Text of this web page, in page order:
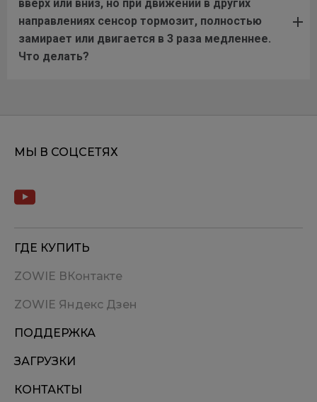
вверх или вниз, но при движении в других
направлениях сенсор тормозит, полностью
замирает или двигается в 3 раза медленнее.
Что делать?
МЫ В СОЦСЕТЯХ
ГДЕ КУПИТЬ
ZOWIE ВКонтакте
ZOWIE Яндекс Дзен
ПОДДЕРЖКА
ЗАГРУЗКИ
КОНТАКТЫ